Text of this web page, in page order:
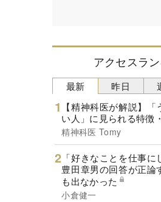
アクセスラ
最新
【精神科医が解説】
い人」に見られる特徴
精神科医 Tomy
「好きなことを仕事
豊田章男の回答が正論
も出なかった
小倉健一
昨日